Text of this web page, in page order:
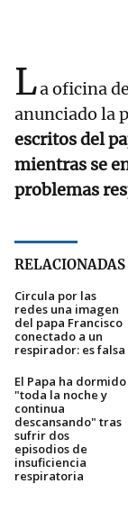
La oficina
anunciado la p
escritos del
mientras se
problemas
RELACIONADAS
Circula por las
redes una imagen
del papa Francisco
conectado a un
respirador: es falsa
El Papa ha dormido
"toda la noche y
continua
descansando" tras
sufrir dos
episodios de
insuficiencia
respiratoria